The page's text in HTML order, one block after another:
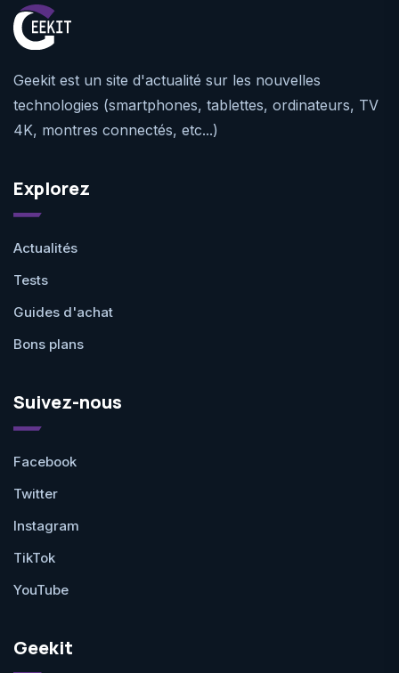
Geekit est un site d'actualité sur les nouvelles
technologies (smartphones, tablettes, ordinateurs, TV
4K, montres connectés, etc...)
Explorez
Actualités
Tests
Guides d'achat
Bons plans
Suivez-nous
Facebook
Twitter
Instagram
TikTok
YouTube
Geekit